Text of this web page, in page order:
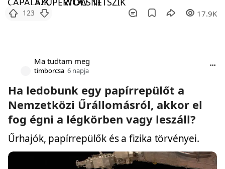
123 17.9K
Ma tudtam meg
timborcsa 6 napja
Ha ledobunk egy papírrepülőt a
Nemzetközi Űrállomásról, akkor el
fog égni a légkörben vagy leszáll?
Űrhajók, papírrepülők és a fizika törvényei.